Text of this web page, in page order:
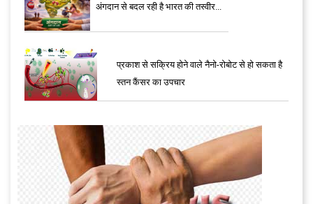
अंगदान से बदल रही है भारत की तस्वीर...
प्रकाश से सक्रिय होने वाले नैनो-रोबोट से हो सकता है
स्तन कैंसर का उपचार